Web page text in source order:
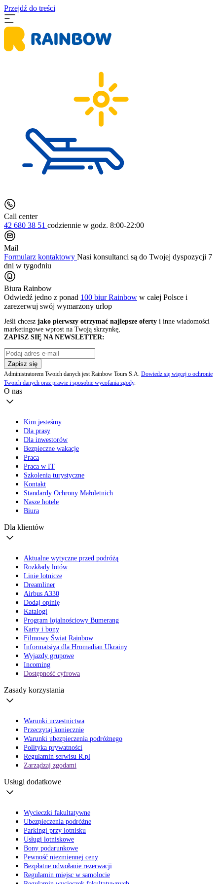
Przejdź do treści
Call center
42 680 38 51 codziennie w godz. 8:00-22:00
Mail
Formularz kontaktowy Nasi konsultanci są do Twojej dyspozycji 7
dni w tygodniu
Biura Rainbow
Odwiedź jedno z ponad 100 biur Rainbow w całej Polsce i
zarezerwuj swój wymarzony urlop
Jeśli chcesz jako pierwszy otrzymać najlepsze oferty i inne wiadomości
marketingowe wprost na Twoją skrzynkę,
ZAPISZ SIĘ NA NEWSLETTER:
Zapisz się
Administratorem Twoich danych jest Rainbow Tours S.A. Dowiedz się więcej o ochronie
Twoich danych oraz prawie i sposobie wycofania zgody.
O nas
Kim jesteśmy
Dla prasy
Dla inwestorów
Bezpieczne wakacje
Praca
Praca w IT
Szkolenia turystyczne
Kontakt
Standardy Ochrony Małoletnich
Nasze hotele
Biura
Dla klientów
Aktualne wytyczne przed podróżą
Rozkłady lotów
Linie lotnicze
Dreamliner
Airbus A330
Dodaj opinię
Katalogi
Program lojalnościowy Bumerang
Karty i bony
Filmowy Świat Rainbow
Informatsiya dla Hromadian Ukrainy
Wyjazdy grupowe
Incoming
Dostępność cyfrowa
Zasady korzystania
Warunki uczestnictwa
Przeczytaj koniecznie
Warunki ubezpieczenia podróżnego
Polityka prywatności
Regulamin serwisu R.pl
Zarządzaj zgodami
Usługi dodatkowe
Wycieczki fakultatywne
Ubezpieczenia podróżne
Parkingi przy lotnisku
Usługi lotniskowe
Bony podarunkowe
Pewność niezmiennej ceny
Bezpłatne odwołanie rezerwacji
Regulamin miejsc w samolocie